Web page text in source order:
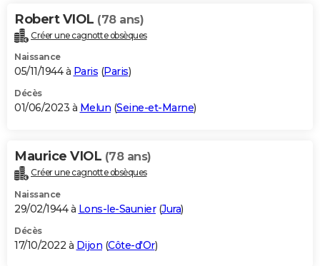
Robert VIOL (78 ans)
Créer une cagnotte obsèques
Naissance
05/11/1944 à Paris (Paris)
Décès
01/06/2023 à Melun (Seine-et-Marne)
Maurice VIOL (78 ans)
Créer une cagnotte obsèques
Naissance
29/02/1944 à Lons-le-Saunier(Jura)
Décès
17/10/2022 à Dijon (Côte-d'Or)